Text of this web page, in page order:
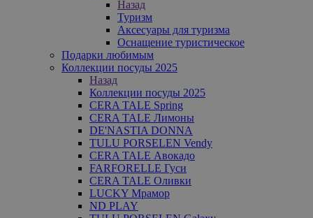
Назад
Туризм
Аксесуары для туризма
Оснащение туристическое
Подарки любимым
Коллекции посуды 2025
Назад
Коллекции посуды 2025
CERA TALE Spring
CERA TALE Лимоны
DE'NASTIA DONNA
TULU PORSELEN Vendy
CERA TALE Авокадо
FARFORELLE Гуси
CERA TALE Оливки
LUCKY Мрамор
ND PLAY